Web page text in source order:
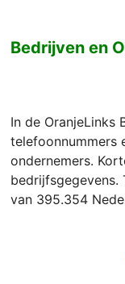
Bedrijven en
In de OranjeLinks
telefoonnummers
ondernemers.
bedrijfsgegevens.
van 395.354